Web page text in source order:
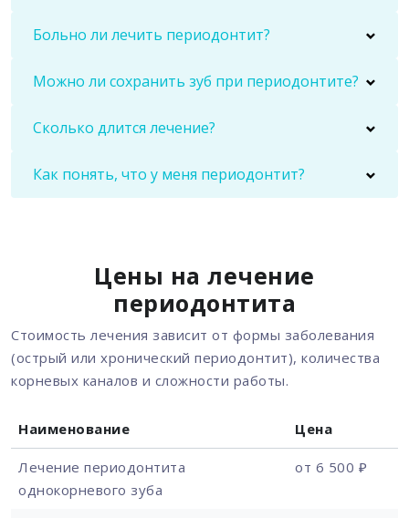
Больно ли лечить периодонтит?
Можно ли сохранить зуб при периодонтите?
Сколько длится лечение?
Как понять, что у меня периодонтит?
Цены на лечение
периодонтита
Стоимость лечения зависит от формы заболевания
(острый или хронический периодонтит), количества
корневых каналов и сложности работы.
Наименование Цена
Лечение периодонтита
однокорневого зуба
от 6 500 ₽